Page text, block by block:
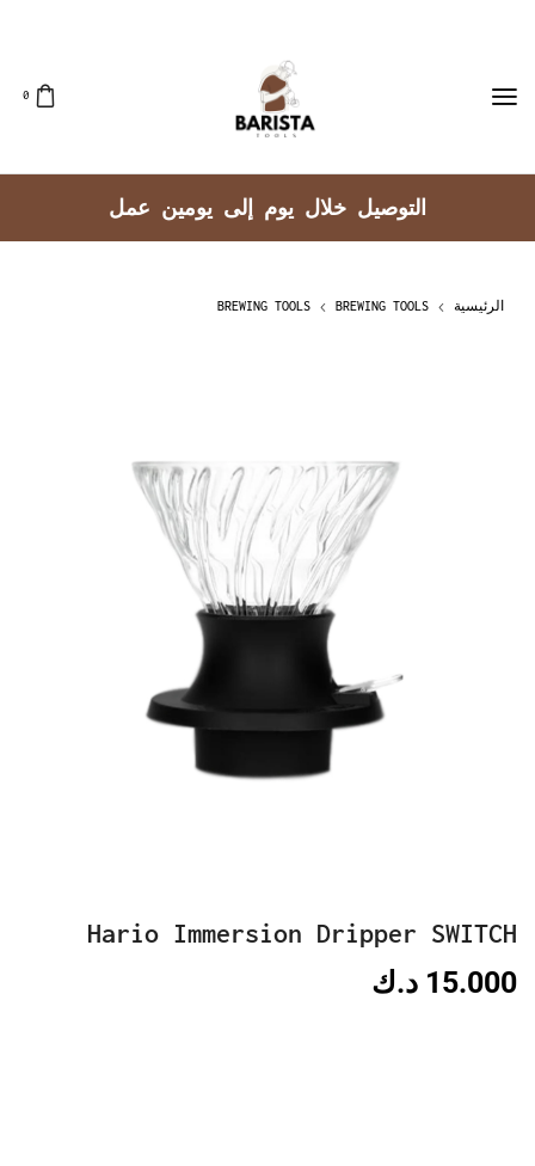
0
توصيل جميع مناطق الكويت
الرئيسية BREWING TOOLS
BREWING TOOLS
Hario Immersion Dripper SWITCH
15.000 د.ك